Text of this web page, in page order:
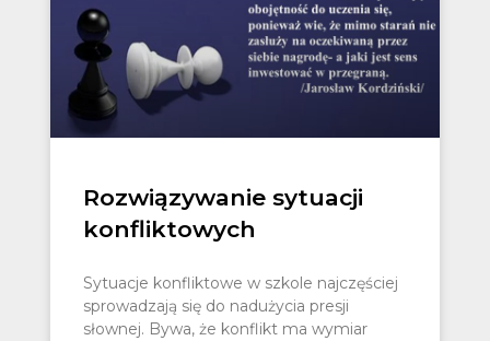
Rozwiązywanie sytuacji
konfliktowych
Sytuacje konfliktowe w szkole najczęściej
sprowadzają się do nadużycia presji
słownej. Bywa, że konflikt ma wymiar